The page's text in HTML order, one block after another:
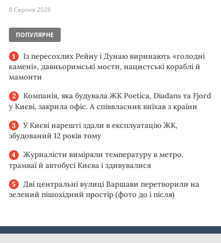
8 Серпня 2026
ПОПУЛЯРНЕ
Із пересохлих Рейну і Дунаю виринають «голодні
камені», давньоримські мости, нацистські кораблі й
мамонти
Компанія, яка будувала ЖК Poetica, Diadans та Fjord
у Києві, закрила офіс. А співвласник виїхав з країни
У Києві нарешті здали в експлуатацію ЖК,
збудований 12 років тому
Журналісти виміряли температуру в метро,
трамваї й автобусі Києва і здивувалися
Дві центральні вулиці Варшави перетворили на
зелений пішохідний простір (фото до і після)